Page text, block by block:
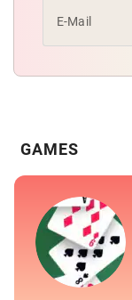
E-Mail
GAMES